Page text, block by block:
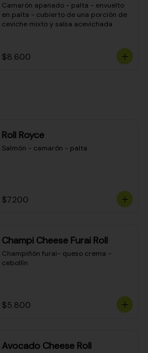
Camarón apanado - palta - envuelto
en palta - cubierto de una porción de
ceviche mixto y salsa acevichada
$8.600
Roll Royce
Salmón - camarón - palta
$7.200
Champi Cheese Furai Roll
Champiñón furai- queso crema -
cebollín
$5.800
Avocado Cheese Roll